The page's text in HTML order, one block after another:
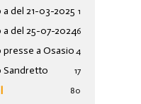
a del 21-03-2025 1
a del 25-07-20246
presse a Osasio 4
Sandretto 17
80